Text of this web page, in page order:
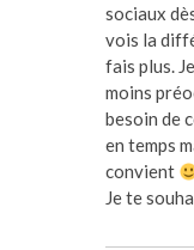
sociaux
vois la
fais plus.
moins
besoin de
en temps
convient
Je te